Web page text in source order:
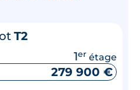
T2
1er étage
279 900 €